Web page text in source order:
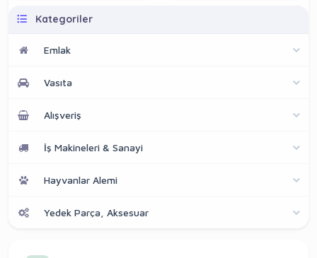
Kategoriler
Emlak
Vasıta
Alışveriş
İş Makineleri & Sanayi
Hayvanlar Alemi
Yedek Parça, Aksesuar